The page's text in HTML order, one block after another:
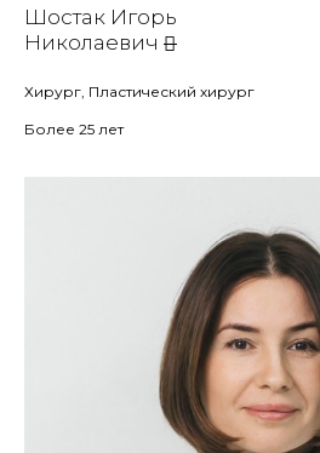
Шостак Игорь
Николаевич
Хирург, Пластический хирург
Более 25 лет